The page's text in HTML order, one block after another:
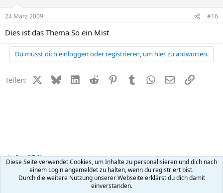
24 März 2009 #16
Dies ist das Thema So ein Mist
Du musst dich einloggen oder registrieren, um hier zu antworten.
Teilen: X (Twitter)
BlueskyLinkedIn
Reddit PinterestTumblr WhatsApp
E-MailLink
Small Talk
Kontakt Nutzungsbedingungen Datenschutz Hilfe
R
Diese Seite verwendet Cookies, um Inhalte zu personalisieren und dich nach
einem Login angemeldet zu halten, wenn du registriert bist.
Durch die weitere Nutzung unserer Webseite erklärst du dich damit
einverstanden.